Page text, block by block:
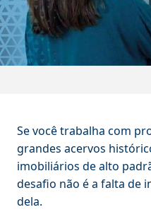
Se você trabalha com
grandes acervos
imobiliários de alto
desafio não é a falta de
dela.